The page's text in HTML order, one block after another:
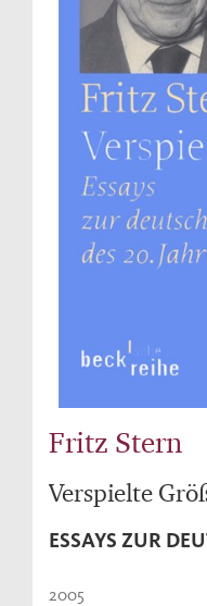
Fritz Stern
Verspielte
ESSAYS ZUR
2005